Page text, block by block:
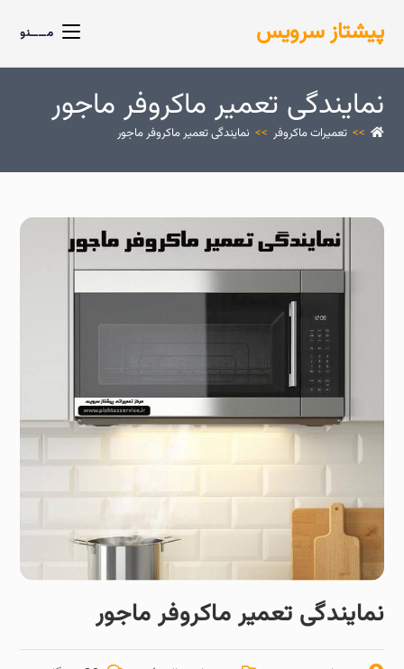
پیشتاز سرویس مــــنو
نمایندگی تعمیر ماکروفر ماجور
>> تعمیرات ماکروفر >> نمایندگی تعمیر ماکروفر ماجور
نمایندگی تعمیر ماکروفر ماجور